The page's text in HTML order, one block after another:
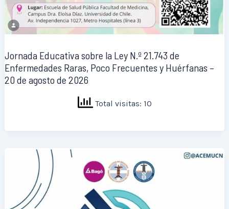
Jornada Educativa sobre la Ley N.º 21.743 de
Enfermedades Raras, Poco Frecuentes y Huérfanas –
20 de agosto de 2026
Total visitas: 10